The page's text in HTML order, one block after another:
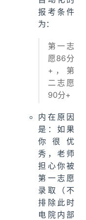
报考条件
为：
第一志
愿86分
+，第
二志愿
90分+
内在原因
是：如果
你很优
秀，老师
担心你被
第一志愿
录取（不
排除此时
电院内部